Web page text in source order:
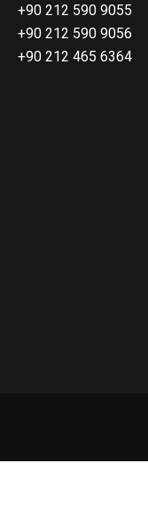
+90 212 590 9055
+90 212 590 9056
+90 212 465 6364